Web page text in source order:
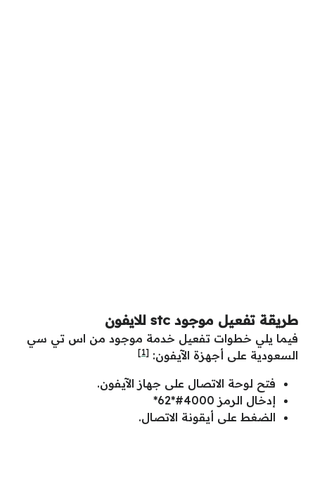
طريقة تفعيل موجود stc للايفون
فيما يلي خطوات تفعيل خدمة موجود من اس تي سي
السعودية على أجهزة الآيفون: [1]
فتح لوحة الاتصال على جهاز الآيفون.
إدخال الرمز 4000#*62*
الضغط على أيقونة الاتصال.